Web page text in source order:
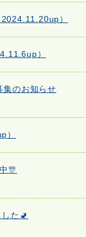
）
）
のお知らせ
）
🎊
た🚽